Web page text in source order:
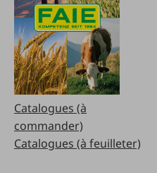
Catalogues (à
commander)
Catalogues (à feuilleter)